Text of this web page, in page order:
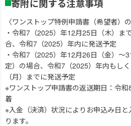
寄附に関する注意事項
〈ワンストップ特例申請書（希望者）
・令和7（2025）年12月25日（木）ま
合、令和7（2025）年内に発送予定
・令和7（2025）年12月26日（金）～
定）の場合、令和7（2025）年内もし
（月）までに発送予定
※ワンストップ申請書の返送期日：令
着
※入金（決済）状況によりお申込み日
ります。